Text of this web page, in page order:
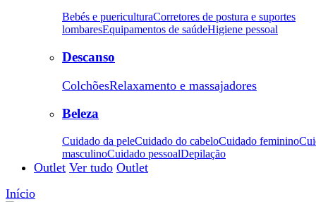
Bebés e puericulturaCorretores de postura e suportes
lombaresEquipamentos de saúdeHigiene pessoal
Descanso
ColchõesRelaxamento e massajadores
Beleza
Cuidado da peleCuidado do cabeloCuidado feminino
masculinoCuidado pessoalDepilação
Outlet Ver tudo Outlet
Início